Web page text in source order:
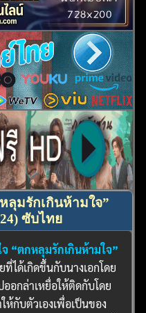
ลุมรักเกินห้ามใจ”
ซับไทย
“ตกหลุมรักเกินห้ามใจ”
ที่ได้เกิดขึ้นกับนางเอกโดย
อกล่าเหยื่อให้ติดกับโดย
กับตัวเองเพื่อเป็นของ